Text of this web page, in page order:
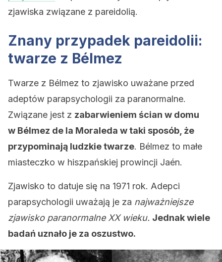
zjawiska związane z pareidolią.
Znany przypadek pareidolii:
twarze z Bélmez
Twarze z Bélmez to zjawisko uważane przed
adeptów parapsychologii za paranormalne.
Związane jest z zabarwieniem ścian w domu
w Bélmez de la Moraleda w taki sposób, że
przypominają ludzkie twarze. Bélmez to małe
miasteczko w hiszpańskiej prowincji Jaén.
Zjawisko to datuje się na 1971 rok. Adepci
parapsychologii uważają je za najważniejsze
zjawisko paranormalne XX wieku. Jednak wiele
badań uznało je za oszustwo.